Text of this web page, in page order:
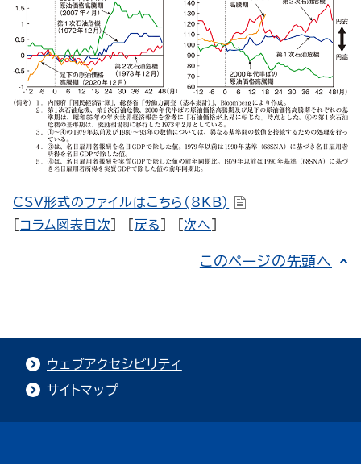
CSV形式のファイルはこちら(8KB)
コラム図表目次 戻る ] [次へ
このページの先頭へ
ウェブアクセシビリティ
サイトマップ